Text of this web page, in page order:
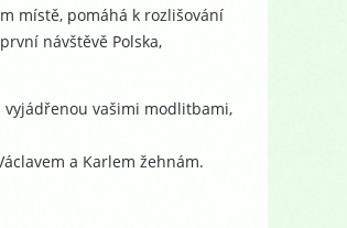
místě, pomáhá k rozlišování
návštěvě Polska,
vyjádřenou vašimi modlitbami,
a Karlem žehnám.